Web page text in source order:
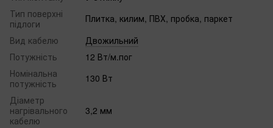
Тип поверхні
підлоги
Плитка, килим, ПВХ, пробка, паркет
Вид кабелю
Двожильний
Потужність
12 Вт/м.пог
Номінальна
потужність
130 Вт
Діаметр
нагрівального
кабелю
3,2 мм